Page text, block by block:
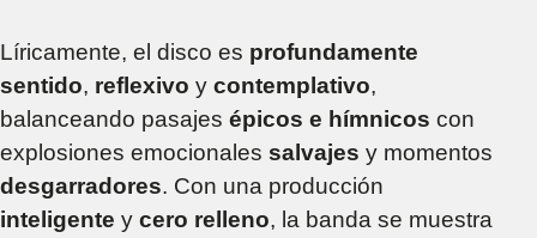
Líricamente, el disco es profundamente
sentido, reflexivo y contemplativo,
balanceando pasajes épicos e hímnicos con
explosiones emocionales salvajes y momentos
desgarradores. Con una producción
inteligente y cero relleno, la banda se muestra